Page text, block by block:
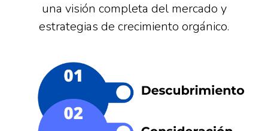
una visión completa del mercado y
estrategias de crecimiento orgánico.